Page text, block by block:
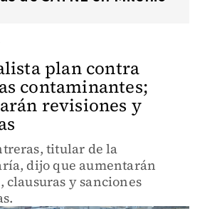
plan contra
contaminantes;
revisiones y
titular de la
dijo que aumentarán
clausuras y sanciones